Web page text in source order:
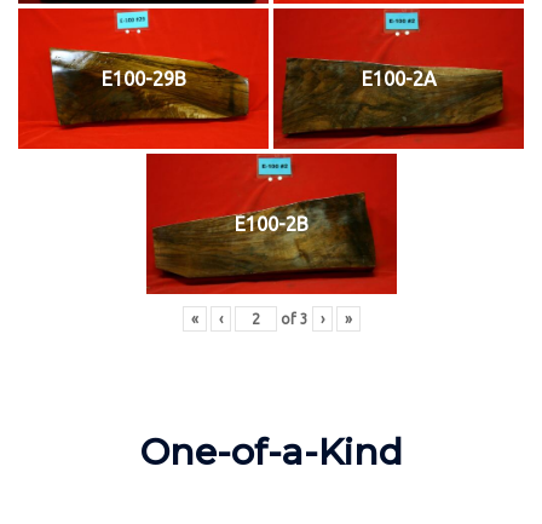
E100-29B E100-2A
E100-2B
« ‹ of 3 › »
One-of-a-Kind